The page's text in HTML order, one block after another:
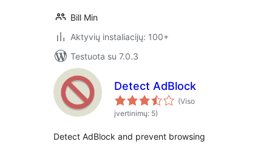
Bill Min
Aktyvių instaliacijų: 100+
Testuota su 7.0.3
Detect AdBlock
(Viso
įvertinimų: 5)
Detect AdBlock and prevent browsing